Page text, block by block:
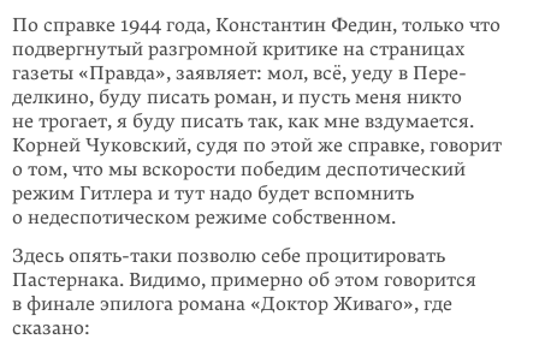
По справке 1944 года, Константин Федин, только что
подвергнутый разгром­ной критике на страницах
газеты «Правда», заявляет: мол, всё, уеду в Пере­
делкино, буду писать роман, и пусть меня никто
не трогает, я буду писать так, как мне вздумается.
Корней Чуковский, судя по этой же справке, говорит
о том, что мы вскорости победим деспотический
режим Гитлера и тут надо будет вспомнить
о недеспотическом режиме собственном.
Здесь опять-таки позволю себе процитировать
Пастернака. Видимо, примерно об этом говорится
в финале эпилога романа «Доктор Живаго», где
сказано: